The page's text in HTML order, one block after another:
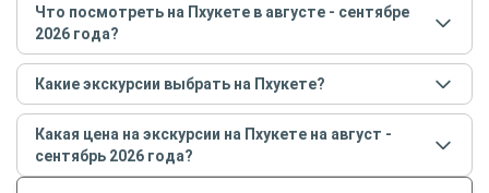
Что посмотреть на Пхукете в августе - сентябре
2026 года?
Самые популярные местана Пхукетев августе -
сентябре 2026года:
Пхи-Пхи
Остров Джеймса Бонда
Озеро Чео Лан
Какие экскурсии выбрать на Пхукете?
Самые популярные экскурсиина Пхукетев августе
- сентябре 2026года:
Мотошкола на Пхукете
Какая цена на экскурсии на Пхукете на август -
сентябрь 2026 года?